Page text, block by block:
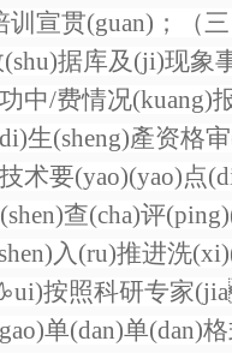
宣贯(guan)；（
据库及(ji)现象
中/费情况(kuang)
(sheng)產资格
术要(yao)(yao)点
查(cha)评
入(ru)推进洗
按照科研专
单(dan)单(dan)